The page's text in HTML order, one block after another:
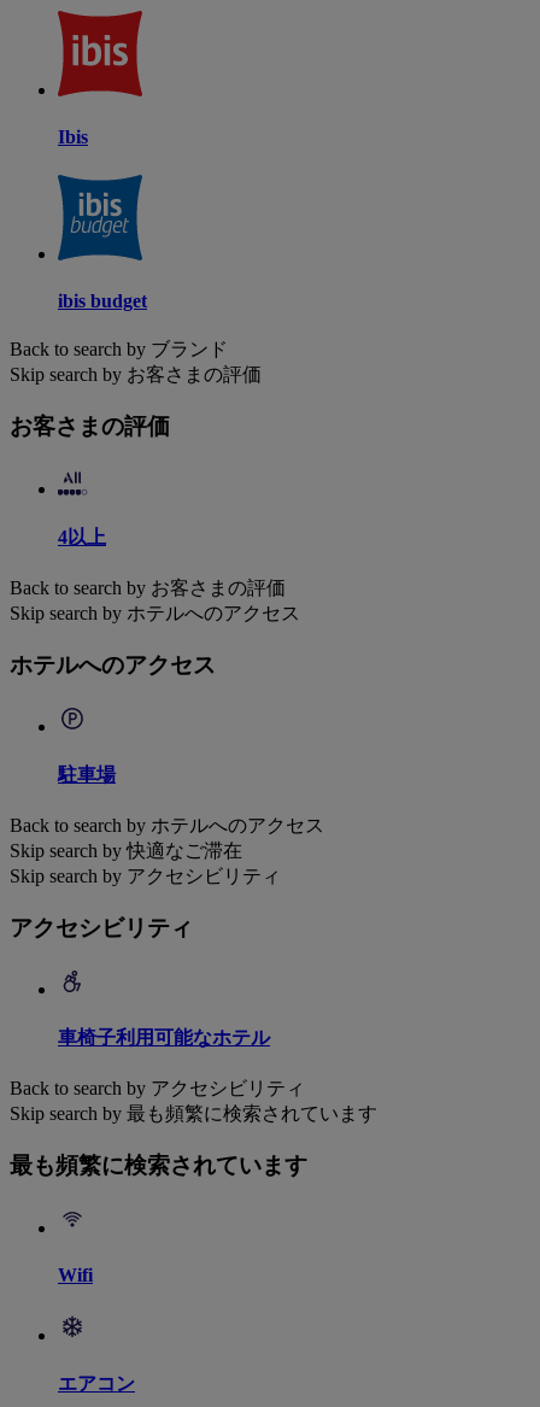
Ibis
ibis budget
Back to search by ブランド
Skip search by お客さまの評価
お客さまの評価
4以上
Back to search by お客さまの評価
Skip search by ホテルへのアクセス
ホテルへのアクセス
駐車場
Back to search by ホテルへのアクセス
Skip search by 快適なご滞在
Skip search by アクセシビリティ
アクセシビリティ
車椅子利用可能なホテル
Back to search by アクセシビリティ
Skip search by 最も頻繁に検索されています
最も頻繁に検索されています
Wifi
エアコン